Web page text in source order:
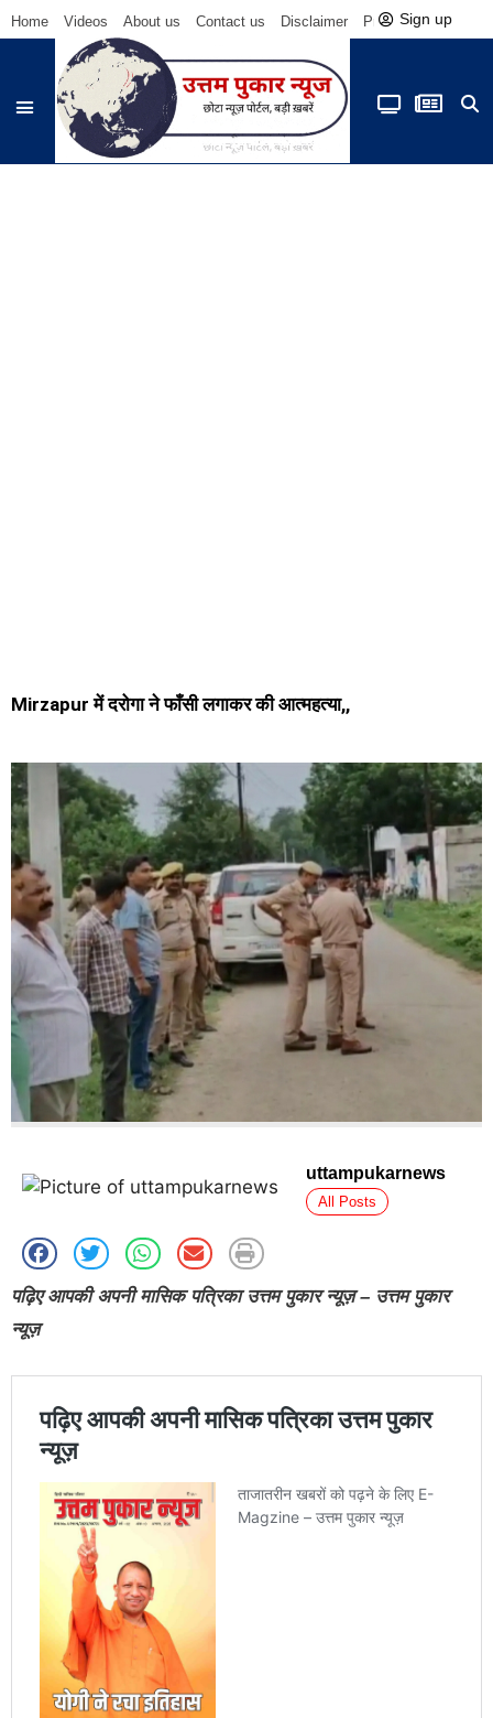
Home Videos About us Contact us Disclaimer Privacy Policy
Sign up
Mirzapur में दरोगा ने फाँसी लगाकर की आत्महत्या,,
uttampukarnews
All Posts
पढ़िए आपकी अपनी मासिक पत्रिका उत्तम पुकार न्यूज़ – उत्तम पुकार
न्यूज़